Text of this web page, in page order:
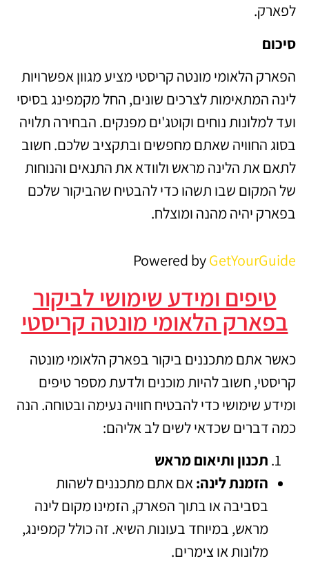
לפארק.
סיכום
הפארק הלאומי מונטה קריסטי מציע מגוון אפשרויות
לינה המתאימות לצרכים שונים, החל מקמפינג בסיסי
ועד למלונות נוחים וקוטג'ים מפנקים. הבחירה תלויה
בסוג החוויה שאתם מחפשים ובתקציב שלכם. חשוב
לתאם את הלינה מראש ולוודא את התנאים והנוחות
של המקום שבו תשהו כדי להבטיח שהביקור שלכם
בפארק יהיה מהנה ומוצלח.
Powered byGetYourGuide
טיפים ומידע שימושי לביקור
בפארק הלאומי מונטה קריסטי
כאשר אתם מתכננים ביקור בפארק הלאומי מונטה
קריסטי, חשוב להיות מוכנים ולדעת מספר טיפים
ומידע שימושי כדי להבטיח חוויה נעימה ובטוחה. הנה
כמה דברים שכדאי לשים לב אליהם:
תכנון ותיאום מראש
הזמנת לינה:אם אתם מתכננים לשהות
בסביבה או בתוך הפארק, הזמינו מקום לינה
מראש, במיוחד בעונות השיא. זה כולל קמפינג,
מלונות או צימרים.